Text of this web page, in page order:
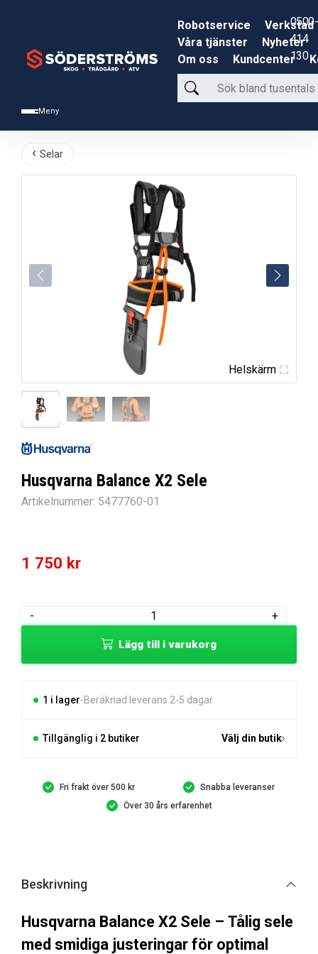
Meny
Robotservice
Verkstad
Våra tjänster
Nyheter
Om oss
Kundcenter
Sök
bland
produkter
0500-
414
130
Selar
Helskärm
Husqvarna Balance X2 Sele
Artikelnummer: 5477760-01
1 750 kr
-
Husqvarna
Sele
+
Lägg till i varukorg
1 i lager Beräknad leverans 2-5 dagar
Tillgänglig i 2 butiker Välj din butik
Fri frakt över 500 kr
Snabba leveranser
Över 30 års erfarenhet
Beskrivning
Husqvarna Balance X2 Sele – Tålig sele
med smidiga justeringar för optimal